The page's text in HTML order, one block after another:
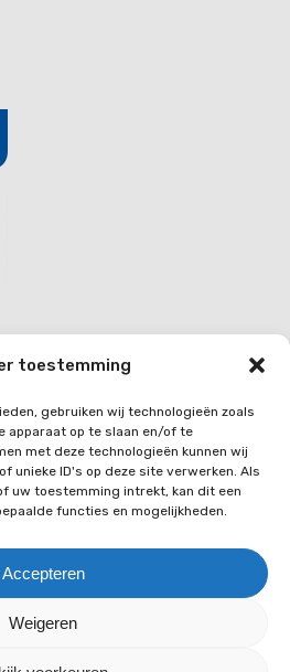
toestemming
gebruiken wij technologieën zoals
apparaat op te slaan en/of te
met deze technologieën kunnen wij
unieke ID's op deze site verwerken. Als
uw toestemming intrekt, kan dit een
functies en mogelijkheden.
Accepteren
Weigeren
0281
voorwaarden